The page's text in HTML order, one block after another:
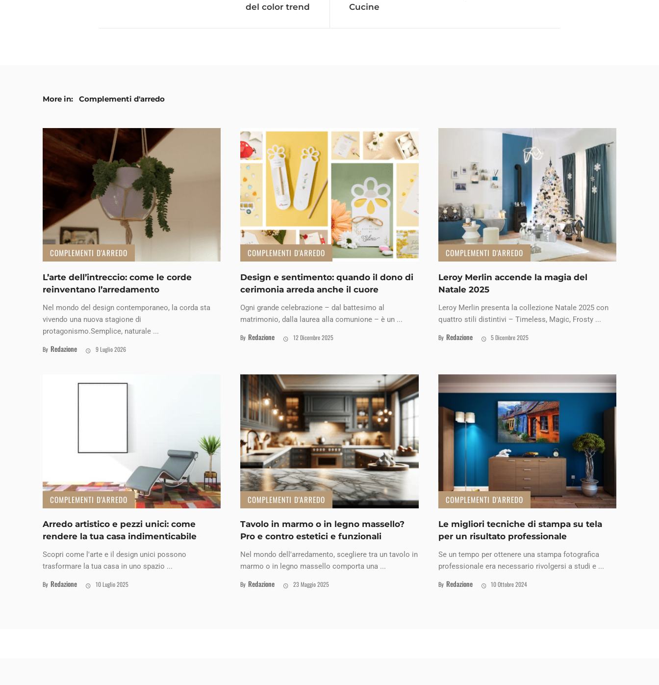
del color trend
Cucine
More in: Complementi d'arredo
COMPLEMENTI D'ARREDO
L’arte dell’intreccio: come le corde
reinventano l’arredamento
Nel mondo del design contemporaneo, la corda sta
vivendo una nuova stagione di
protagonismo.Semplice, naturale ...
By Redazione 9 Luglio 2026
COMPLEMENTI D'ARREDO
Design e sentimento: quando il dono di
cerimonia arreda anche il cuore
Ogni grande celebrazione – dal battesimo al
matrimonio, dalla laurea alla comunione – è un ...
By Redazione 12 Dicembre 2025
COMPLEMENTI D'ARREDO
Leroy Merlin accende la magia del
Natale 2025
Leroy Merlin presenta la collezione Natale 2025 con
quattro stili distintivi – Timeless, Magic, Frosty ...
By Redazione 5 Dicembre 2025
COMPLEMENTI D'ARREDO
Arredo artistico e pezzi unici: come
rendere la tua casa indimenticabile
Scopri come l'arte e il design unici possono
trasformare la tua casa in uno spazio ...
By Redazione 10 Luglio 2025
COMPLEMENTI D'ARREDO
Tavolo in marmo o in legno massello?
Pro e contro estetici e funzionali
Nel mondo dell'arredamento, scegliere tra un tavolo in
marmo o in legno massello comporta una ...
By Redazione 23 Maggio 2025
COMPLEMENTI D'ARREDO
Le migliori tecniche di stampa su tela
per un risultato professionale
Se un tempo per ottenere una stampa fotografica
professionale era necessario rivolgersi a studi e ...
By Redazione 10 Ottobre 2024